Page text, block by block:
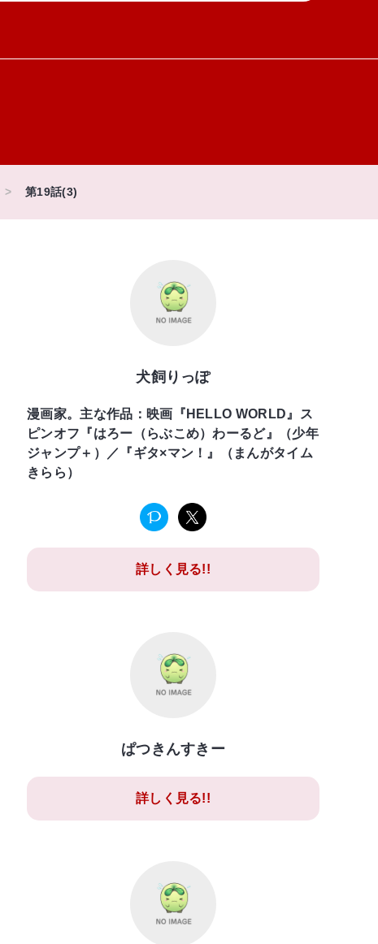
第19話(3)
犬飼りっぽ
漫画家。主な作品：映画『HELLO WORLD』ス
ピンオフ『はろー（らぶこめ）わーるど』（少年
ジャンプ＋）／『ギタ×マン！』（まんがタイム
きらら）
詳しく見る!!
ぱつきんすきー
詳しく見る!!